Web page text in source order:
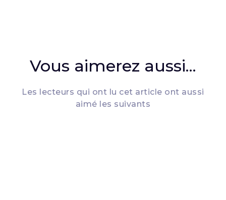
Vous aimerez aussi...
Les lecteurs qui ont lu cet article ont aussi
aimé les suivants